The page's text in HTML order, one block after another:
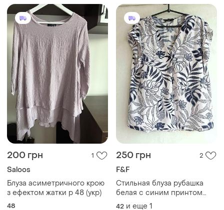
200 грн 1
Saloos
Блуза асиметричного крою
з ефектом жатки р 48 (укр)
48
250 грн 2
F&F
Стильная блуза рубашка
белая с синим принтом
листьев, свободного кроя,
42 и еще 1